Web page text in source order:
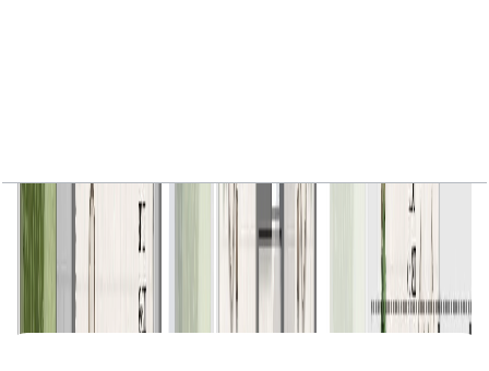
Avena 2, Semi Detached Villa, 4BR, Gardenia-
A, 3709 SQFT
باز کردن چیدمان